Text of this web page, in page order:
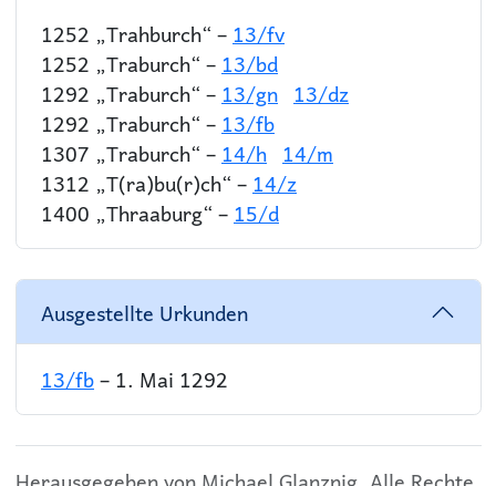
1252 „Trahburch“ – 13/fv
1252 „Traburch“ – 13/bd
1292 „Traburch“ – 13/gn 13/dz
1292 „Traburch“ – 13/fb
1307 „Traburch“ – 14/h 14/m
1312 „T(ra)bu(r)ch“ – 14/z
1400 „Thraaburg“ – 15/d
Ausgestellte Urkunden
13/fb– 1. Mai 1292